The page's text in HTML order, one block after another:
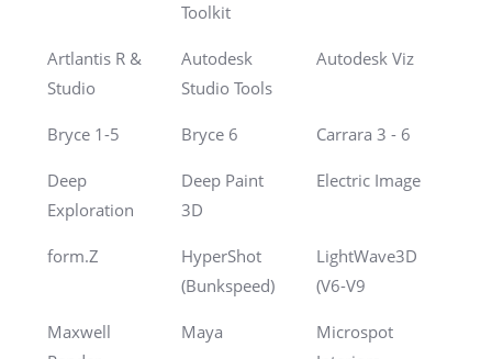
Toolkit
Artlantis R &
Studio
Autodesk
Studio Tools
Autodesk Viz
Bryce 1-5 Bryce 6 Carrara 3 - 6
Deep
Exploration
Deep Paint
3D
Electric Image
form.Z
HyperShot
(Bunkspeed)
LightWave3D
(V6-V9
Maxwell
Maya
Microspot